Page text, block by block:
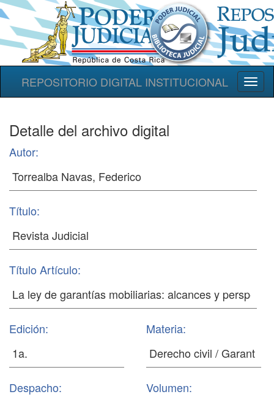
REPOSITORIO DIGITAL INSTITUCIONAL
Detalle del archivo digital
Autor:
Título:
Título Artículo:
Edición: Materia:
Despacho: Volumen: